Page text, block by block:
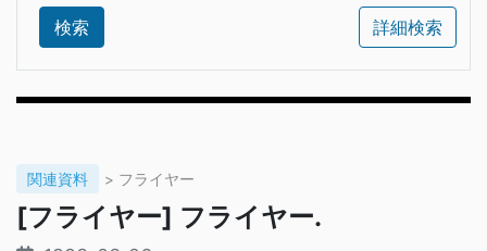
検索 詳細検索
関連資料 > フライヤー
[フライヤー] フライヤー.